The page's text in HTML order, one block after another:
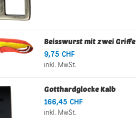
Beisswurst mit zwei Griffe
9,75 CHF
inkl. MwSt.
Gotthardglocke Kalb
166,45 CHF
inkl. MwSt.